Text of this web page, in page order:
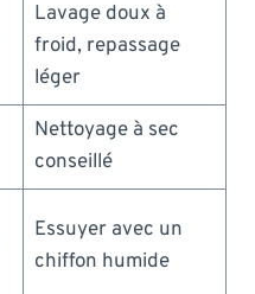
Lavage doux à
froid, repassage
léger
Nettoyage à sec
conseillé
Essuyer avec un
chiffon humide